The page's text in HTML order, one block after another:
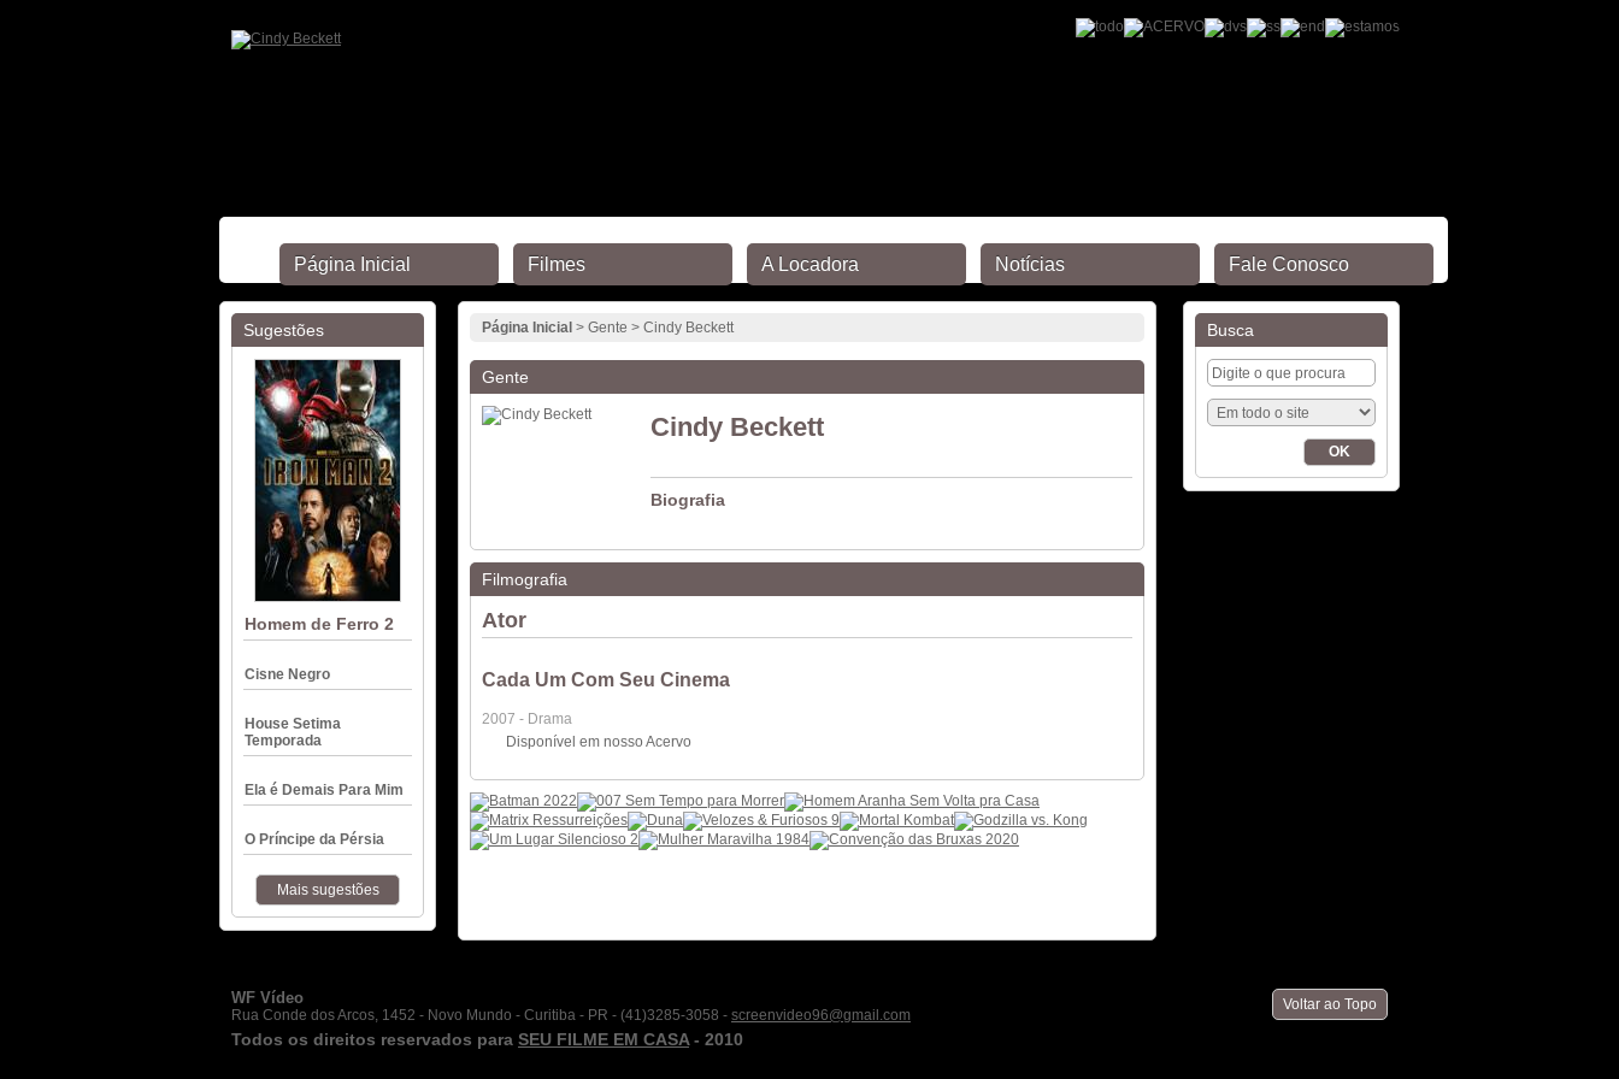
Sugestões
Homem de Ferro 2
Cisne Negro
House Setima
Temporada
Ela é Demais Para Mim
O Príncipe da Pérsia
Mais sugestões
Busca
Página Inicial > Gente > Cindy Beckett
Gente
Cindy Beckett
Biografia
Filmografia
Ator
Cada Um Com Seu Cinema
2007 - Drama
Disponível em nosso Acervo
Voltar ao Topo
WF Vídeo
Rua Conde dos Arcos, 1452 - Novo Mundo - Curitiba - PR - (41)3285-3058 - screenvideo96@gmail.com
Todos os direitos reservados para SEU FILME EM CASA- 2010
Página Inicial Filmes A Locadora Notícias Fale Conosco